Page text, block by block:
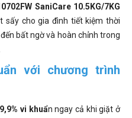
SaniCare 10.5KG/7KG
sấy cho gia đình tiết kiệm thời
bất ngờ và hoàn chỉnh trong
với chương trình
vi khuẩn ngay cả khi giặt ở